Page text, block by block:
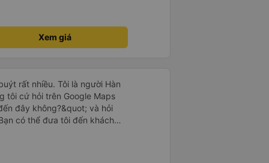
bạn ấy nha. Nếu bạn ấy bị trừ
mình hỗ trợ ạ. Số mình
đôi mà nằm một thì mỗi
nhưng đủ để đánh giá
Xem giá
rất nhiều. Tôi là người Hàn
tôi cứ hỏi trên Google Maps
đây không?&quot; và hỏi
có thể đưa tôi đến khách
Nhưng tài xế đã quan tâm.